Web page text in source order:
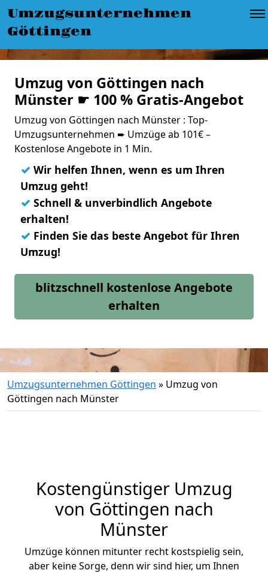
Umzugsunternehmen
Göttingen
Umzug von Göttingen nach
Münster ☛ 100 % Gratis-Angebot
Umzug von Göttingen nach Münster : Top-
Umzugsunternehmen ➨ Umzüge ab 101€ –
Kostenlose Angebote in 1 Min.
✓ Wir helfen Ihnen, wenn es um Ihren
Umzug geht!
✓ Schnell & unverbindlich Angebote
erhalten!
✓ Finden Sie das beste Angebot für Ihren
Umzug!
blitzschnell kostenlose Angebote
erhalten
Umzugsunternehmen Göttingen » Umzug von
Göttingen nach Münster
Kostengünstiger Umzug
von Göttingen nach
Münster
Umzüge können mitunter recht kostspielig sein,
aber keine Sorge, denn wir sind hier, um Ihnen